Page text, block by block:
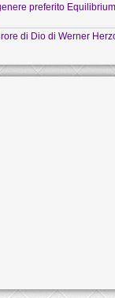
preferito
di Dio di Werner